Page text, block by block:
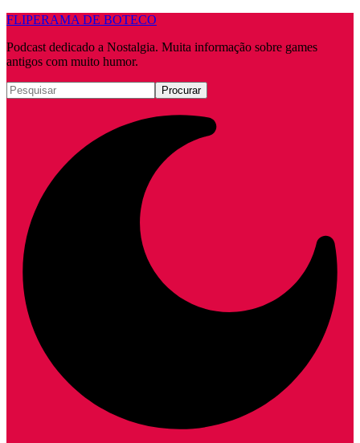
FLIPERAMA DE BOTECO
Podcast dedicado a Nostalgia. Muita informação sobre games
antigos com muito humor.